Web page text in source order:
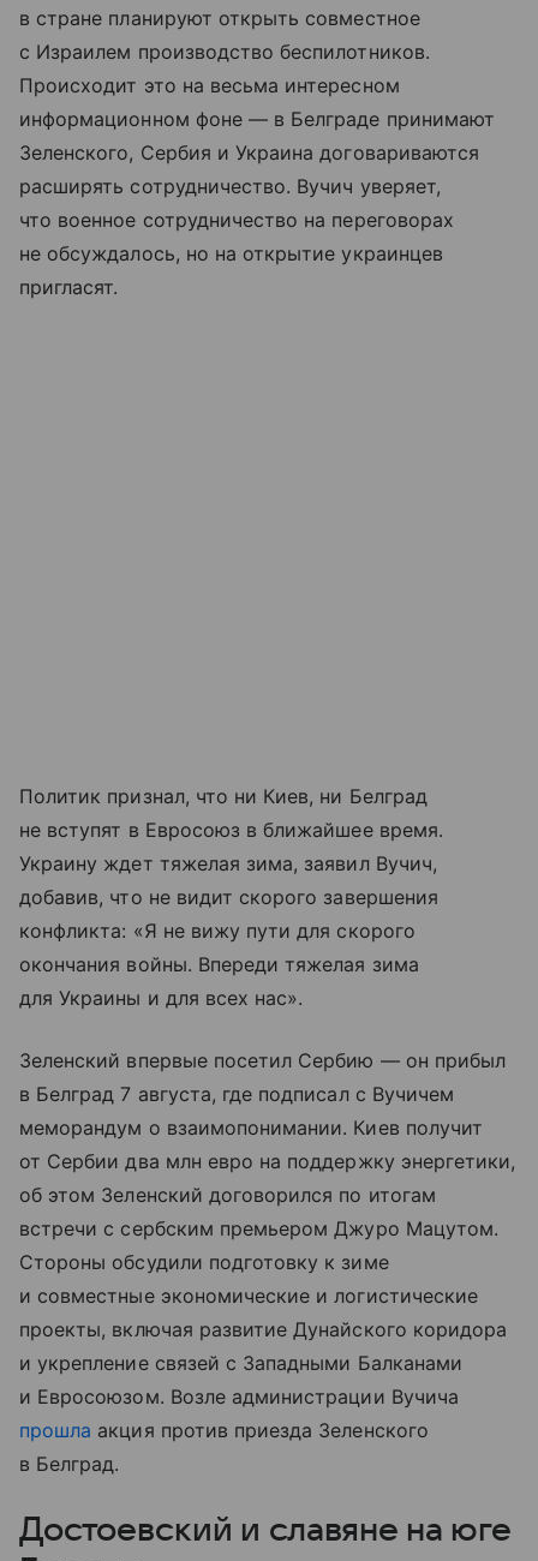
в стране планируют открыть совместное
с Израилем производство беспилотников.
Происходит это на весьма интересном
информационном фоне — в Белграде принимают
Зеленского, Сербия и Украина договариваются
расширять сотрудничество. Вучич уверяет,
что военное сотрудничество на переговорах
не обсуждалось, но на открытие украинцев
пригласят.
Политик признал, что ни Киев, ни Белград
не вступят в Евросоюз в ближайшее время.
Украину ждет тяжелая зима, заявил Вучич,
добавив, что не видит скорого завершения
конфликта: «Я не вижу пути для скорого
окончания войны. Впереди тяжелая зима
для Украины и для всех нас».
Зеленский впервые посетил Сербию — он прибыл
в Белград 7 августа, где подписал с Вучичем
меморандум о взаимопонимании. Киев получит
от Сербии два млн евро на поддержку энергетики,
об этом Зеленский договорился по итогам
встречи с сербским премьером Джуро Мацутом.
Стороны обсудили подготовку к зиме
и совместные экономические и логистические
проекты, включая развитие Дунайского коридора
и укрепление связей с Западными Балканами
и Евросоюзом. Возле администрации Вучича
прошла акция против приезда Зеленского
в Белград.
Достоевский и славяне на юге